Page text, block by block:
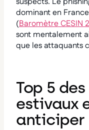
dominant en
(Baromètre CESIN
sont mentalement
que les attaquants
Top 5
estivaux
anticiper